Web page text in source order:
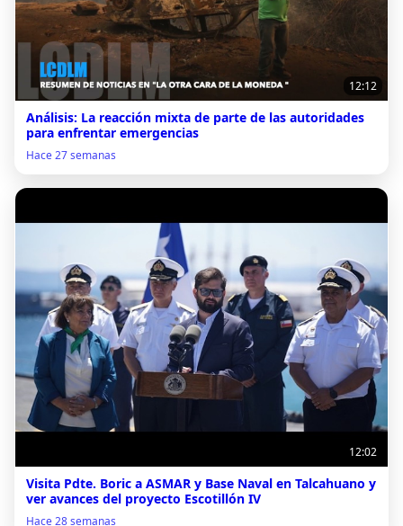
12:12
Análisis: La reacción mixta de parte de las autoridades
para enfrentar emergencias
Hace 27 semanas
12:02
Visita Pdte. Boric a ASMAR y Base Naval en Talcahuano y
ver avances del proyecto Escotillón IV
Hace 28 semanas